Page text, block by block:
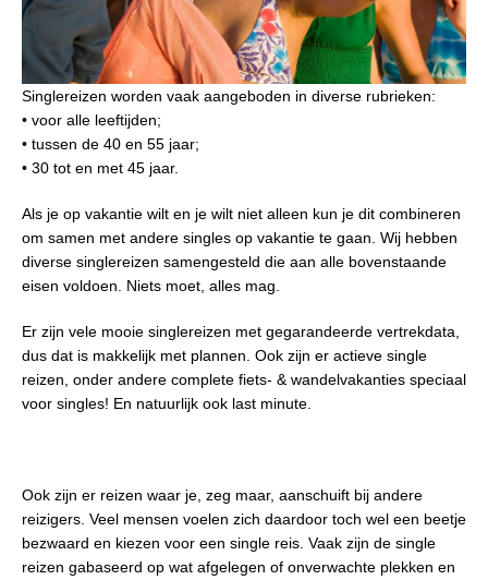
Singlereizen worden vaak aangeboden in diverse rubrieken:
• voor alle leeftijden;
• tussen de 40 en 55 jaar;
• 30 tot en met 45 jaar.
Als je op vakantie wilt en je wilt niet alleen kun je dit combineren
om samen met andere singles op vakantie te gaan. Wij hebben
diverse singlereizen samengesteld die aan alle bovenstaande
eisen voldoen. Niets moet, alles mag.
Er zijn vele mooie singlereizen met gegarandeerde vertrekdata,
dus dat is makkelijk met plannen. Ook zijn er actieve single
reizen, onder andere complete fiets- & wandelvakanties speciaal
voor singles! En natuurlijk ook last minute.
Ook zijn er reizen waar je, zeg maar, aanschuift bij andere
reizigers. Veel mensen voelen zich daardoor toch wel een beetje
bezwaard en kiezen voor een single reis. Vaak zijn de single
reizen gabaseerd op wat afgelegen of onverwachte plekken en